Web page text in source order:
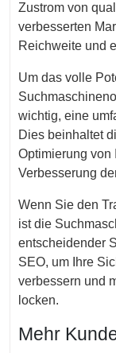
Zustrom von
verbesserten
Reichweite und
Um das volle
wichtig, eine
Dies beinhaltet
Optimierung von
Verbesserung
Wenn Sie den
ist die
entscheidender
SEO, um Ihre
verbessern und
locken.
Mehr